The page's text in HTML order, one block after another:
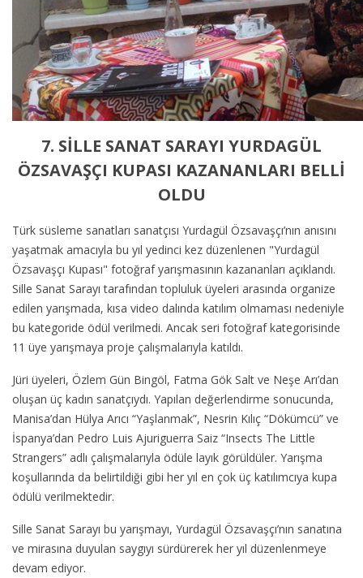
7. SİLLE SANAT SARAYI YURDAGÜL
ÖZSAVAŞÇI KUPASI KAZANANLARI BELLİ
OLDU
Türk süsleme sanatları sanatçısı Yurdagül Özsavaşçı’nın anısını
yaşatmak amacıyla bu yıl yedinci kez düzenlenen "Yurdagül
Özsavaşçı Kupası" fotoğraf yarışmasının kazananları açıklandı.
Sille Sanat Sarayı tarafından topluluk üyeleri arasında organize
edilen yarışmada, kısa video dalında katılım olmaması nedeniyle
bu kategoride ödül verilmedi. Ancak seri fotoğraf kategorisinde
11 üye yarışmaya proje çalışmalarıyla katıldı.
Jüri üyeleri, Özlem Gün Bingöl, Fatma Gök Salt ve Neşe Arı’dan
oluşan üç kadın sanatçıydı. Yapılan değerlendirme sonucunda,
Manisa’dan Hülya Arıcı “Yaşlanmak”, Nesrin Kılıç “Dökümcü” ve
İspanya’dan Pedro Luis Ajuriguerra Saiz “Insects The Little
Strangers” adlı çalışmalarıyla ödüle layık görüldüler. Yarışma
koşullarında da belirtildiği gibi her yıl en çok üç katılımcıya kupa
ödülü verilmektedir.
Sille Sanat Sarayı bu yarışmayı, Yurdagül Özsavaşçı’nın sanatına
ve mirasına duyulan saygıyı sürdürerek her yıl düzenlenmeye
devam ediyor.